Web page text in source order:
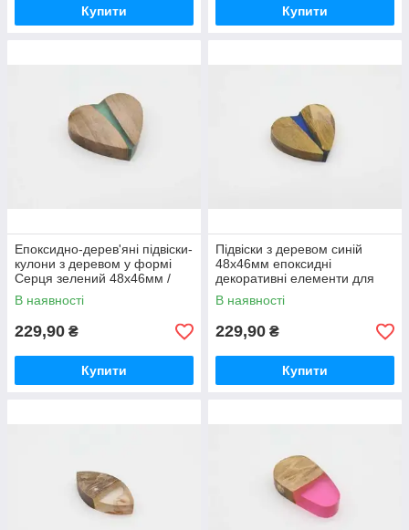
Купити Купити
Епоксидно-дерев'яні підвіски-
кулони з деревом у формі
Серця зелений 48х46мм /
Епоксидно-дерев'яні підвіски-
кулони з деревом у
В наявності
229,90 ₴
Купити
Підвіски з деревом синій
48х46мм епоксидні
декоративні елементи для
творчості / Підвіски з деревом
синій 48х46мм епоксидні
В наявності
229,90 ₴
Купити